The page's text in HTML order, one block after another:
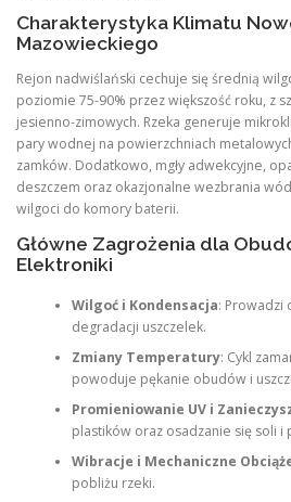
Charakterystyka Klimatu
Mazowieckiego
Rejon nadwiślański cechuje się średnią
poziomie 75-90% przez większość roku, z
jesienno-zimowych. Rzeka generuje
pary wodnej na powierzchniach
zamków. Dodatkowo, mgły adwekcyjne,
deszczem oraz okazjonalne wezbrania
wilgoci do komory baterii.
Główne Zagrożenia dla
Elektroniki
Wilgoć i Kondensacja: Prowadzi
degradacji uszczelek.
Zmiany Temperatury: Cykl
powoduje pękanie obudów i
Promieniowanie UV i
plastików oraz osadzanie się soli i
Wibracje i Mechaniczne
pobliżu rzeki.